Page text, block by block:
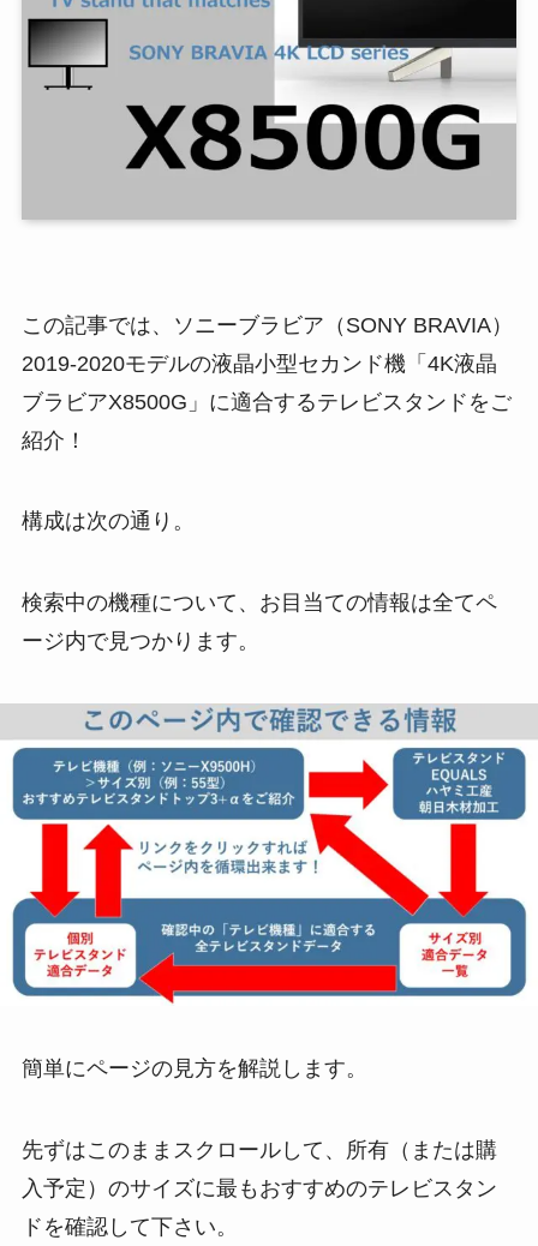
この記事では、ソニーブラビア（SONY BRAVIA）
2019-2020モデルの液晶小型セカンド機「4K液晶
ブラビアX8500G」に適合するテレビスタンドをご
紹介！
構成は次の通り。
検索中の機種について、お目当ての情報は全てペ
ージ内で見つかります。
簡単にページの見方を解説します。
先ずはこのままスクロールして、所有（または購
入予定）のサイズに最もおすすめのテレビスタン
ドを確認して下さい。